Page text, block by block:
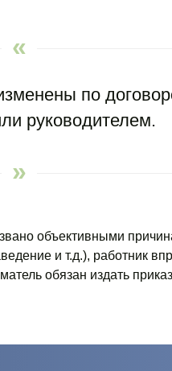
по
руководителем.
объективными
и т.д.), работник
обязан издать